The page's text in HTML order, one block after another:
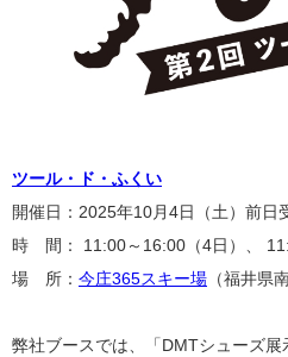
ツール・ド・ふくい
開催日： 2025年10月4日（土）前日
時 間： 11:00～16:00（4日）、
場 所： 今庄365スキー場 （福井県
弊社ブースでは、 「DMTシューズ展